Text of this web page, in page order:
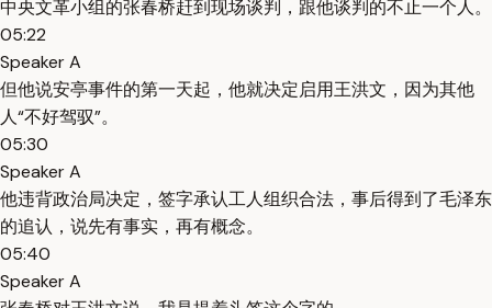
中央文革小组的张春桥赶到现场谈判，跟他谈判的不止一个人。
05:22
Speaker A
但他说安亭事件的第一天起，他就决定启用王洪文，因为其他
人“不好驾驭”。
05:30
Speaker A
他违背政治局决定，签字承认工人组织合法，事后得到了毛泽东
的追认，说先有事实，再有概念。
05:40
Speaker A